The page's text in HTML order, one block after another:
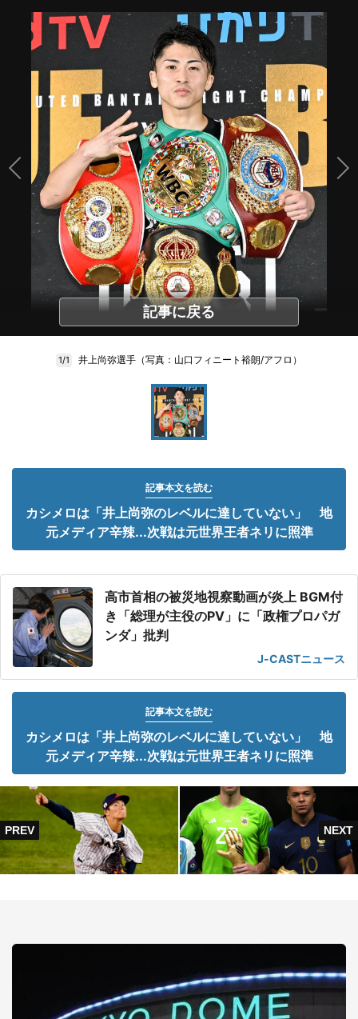
記事に戻る
1/1 井上尚弥選手（写真：山口フィニート裕朗/アフロ）
記事本文を読む
カシメロは「井上尚弥のレベルに達していない」 地
元メディア辛辣...次戦は元世界王者ネリに照準
高市首相の被災地視察動画が炎上 BGM付
き「総理が主役のPV」に「政権プロパガ
ンダ」批判
J-CASTニュース
記事本文を読む
カシメロは「井上尚弥のレベルに達していない」 地
元メディア辛辣...次戦は元世界王者ネリに照準